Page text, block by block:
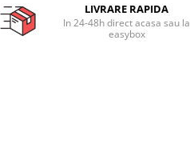
LIVRARE RAPIDA
In 24-48h direct acasa sau la
easybox